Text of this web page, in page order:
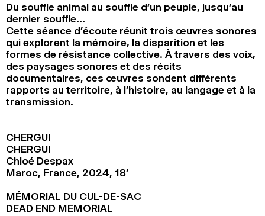
Du souffle animal au souffle d’un peuple, jusqu’au
dernier souffle…
Cette séance d’écoute réunit trois œuvres sonores
qui explorent la mémoire, la disparition et les
formes de résistance collective. À travers des voix,
des paysages sonores et des récits
documentaires, ces œuvres sondent différents
rapports au territoire, à l’histoire, au langage et à la
transmission.
CHERGUI
CHERGUI
Chloé Despax
Maroc, France, 2024, 18’
MÉMORIAL DU CUL-DE-SAC
DEAD END MEMORIAL